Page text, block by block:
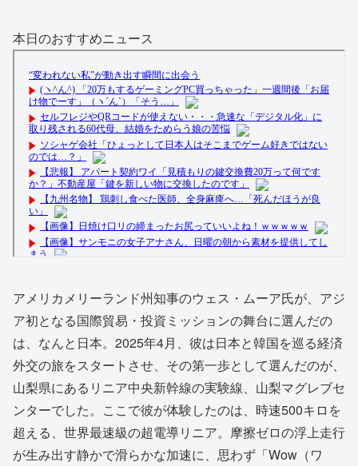
本日のおすすめニュース
アメリカメリーランド州知事のウェス・ムーア氏が、アジ
ア初となる国際貿易・投資ミッションの舞台に選んだの
は、なんと日本。2025年4月、彼は日本と韓国を巡る経済
外交の旅をスタートさせ、その第一歩として選んだのが、
山梨県にあるリニア中央新幹線の実験線、山梨マグレブセ
ンターでした。ここで彼が体験したのは、時速500キロを
超える、世界最速級の超電導リニア。摩擦ゼロの浮上走行
が生み出す静かで滑らかな加速に、思わず「Wow（ワ